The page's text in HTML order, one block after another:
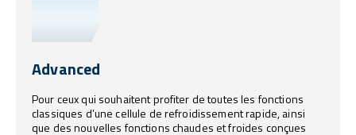
Advanced
Pour ceux qui souhaitent profiter de toutes les fonctions
classiques d’une cellule de refroidissement rapide, ainsi
que des nouvelles fonctions chaudes et froides conçues